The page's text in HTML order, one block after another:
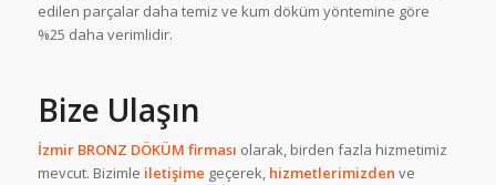
edilen parçalar daha temiz ve kum döküm yöntemine göre
%25 daha verimlidir.
Bize Ulaşın
İzmir BRONZ DÖKÜM firması olarak, birden fazla hizmetimiz
mevcut. Bizimle iletişime geçerek, hizmetlerimizden ve